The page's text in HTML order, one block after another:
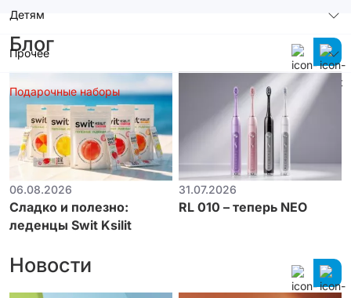
Детям
Прочее
Подарочные наборы
Блог
06.08.2026
Сладко и полезно:
леденцы Swit Ksilit
31.07.2026
RL 010 – теперь NEO
Новости